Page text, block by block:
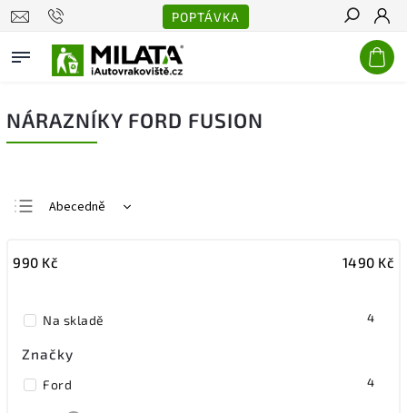
POPTÁVKA
Hledat
NÁRAZNÍKY FORD FUSION
Abecedně
Nejdražší
990 Kč 1490 Kč
Na skladě 4
Značky
Ford 4